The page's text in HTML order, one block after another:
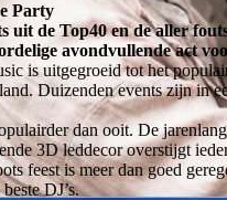
Party
uit de Top40 en de aller
avondvullende act
is uitgegroeid tot het
Duizenden events zijn in
dan ooit. De
3D leddecor overstijgt
feest is meer dan goed
DJ’s.